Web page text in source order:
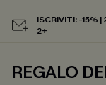
ISCRIVITI: -15% |
2+
REGALO